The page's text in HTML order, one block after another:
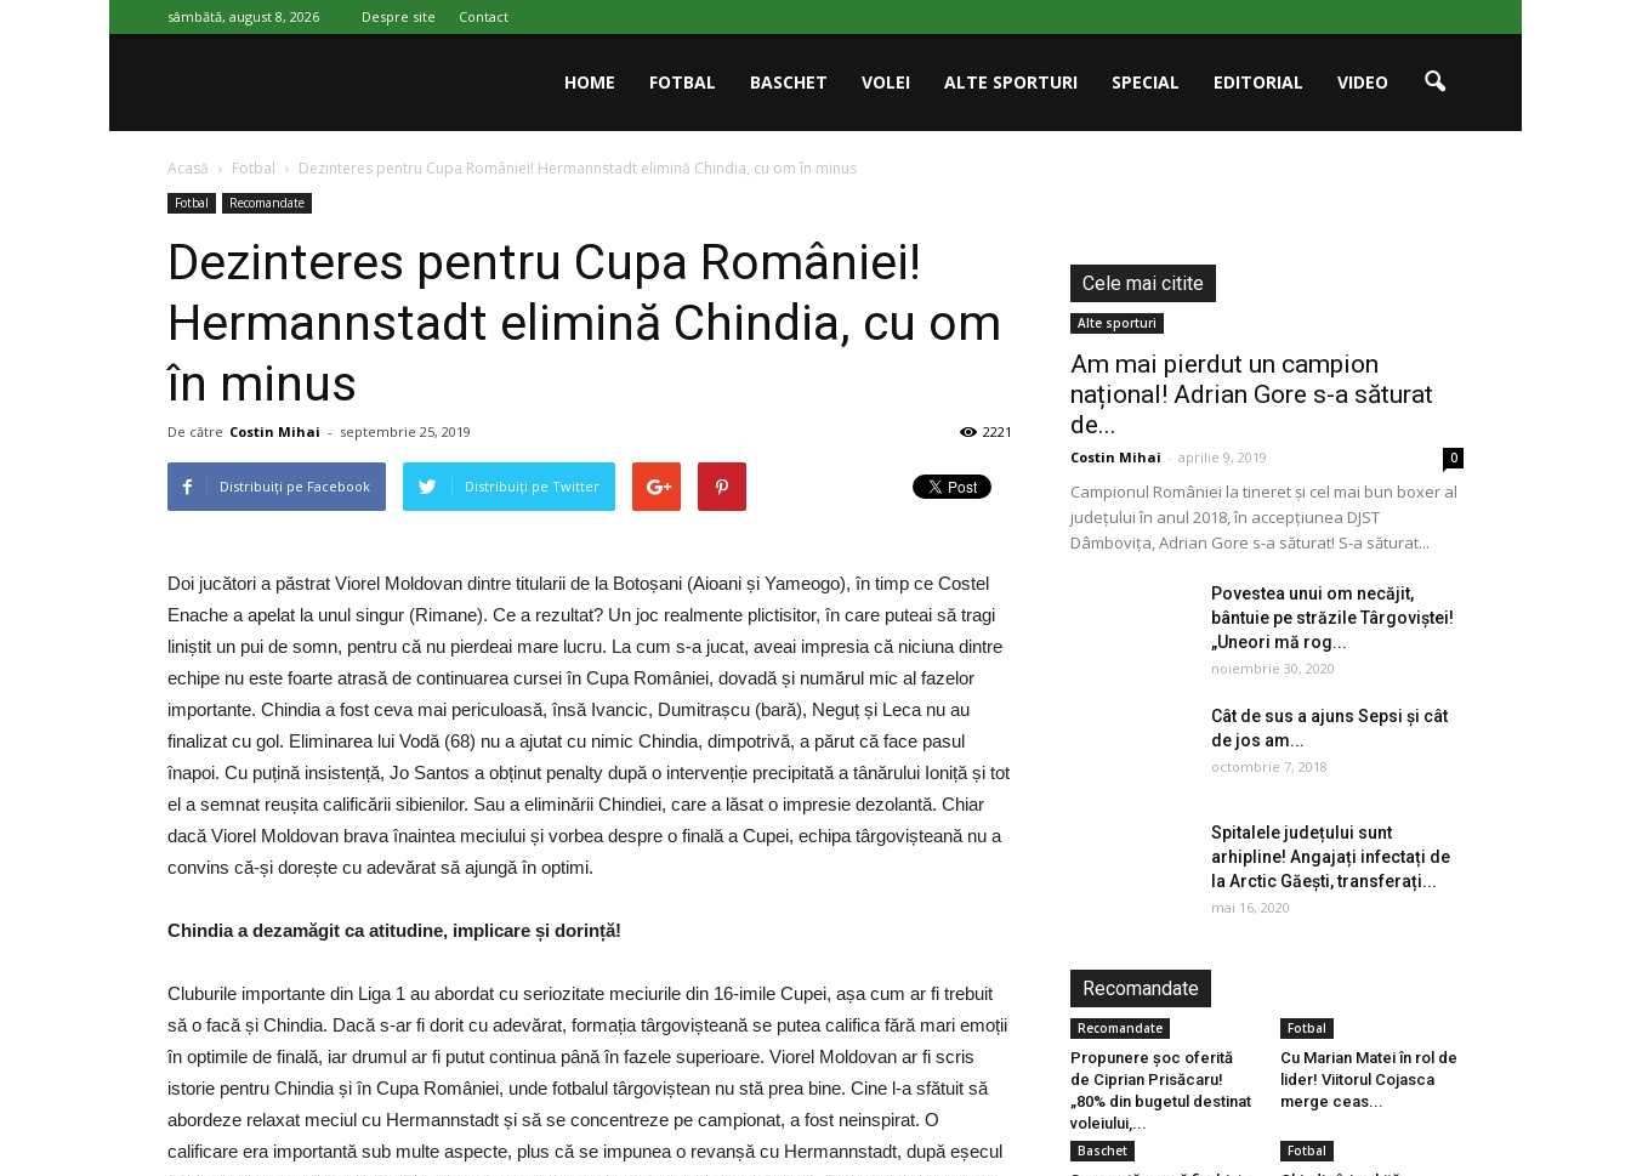
sâmbătă, august 8, 2026 Despre site Contact
HOME FOTBAL BASCHET VOLEI ALTE SPORTURI SPECIAL EDITORIAL VIDEO
Acasă Fotbal Dezinteres pentru Cupa României! Hermannstadt elimină Chindia, cu om în minus
Fotbal Recomandate
Dezinteres pentru Cupa României!
Hermannstadt elimină Chindia, cu om
în minus
De către Costin Mihai - septembrie 25, 2019 2221
Distribuiți pe Facebook Distribuiți pe Twitter
Doi jucători a păstrat Viorel Moldovan dintre titularii de la Botoșani (Aioani și Yameogo), în timp ce Costel
Enache a apelat la unul singur (Rimane). Ce a rezultat? Un joc realmente plictisitor, în care puteai să tragi
liniștit un pui de somn, pentru că nu pierdeai mare lucru. La cum s-a jucat, aveai impresia că niciuna dintre
echipe nu este foarte atrasă de continuarea cursei în Cupa României, dovadă și numărul mic al fazelor
importante. Chindia a fost ceva mai periculoasă, însă Ivancic, Dumitrașcu (bară), Neguț și Leca nu au
finalizat cu gol. Eliminarea lui Vodă (68) nu a ajutat cu nimic Chindia, dimpotrivă, a părut că face pasul
înapoi. Cu puțină insistență, Jo Santos a obținut penalty după o intervenție precipitată a tânărului Ioniță și tot
el a semnat reușita calificării sibienilor. Sau a eliminării Chindiei, care a lăsat o impresie dezolantă. Chiar
dacă Viorel Moldovan brava înaintea meciului și vorbea despre o finală a Cupei, echipa târgovișteană nu a
convins că-și dorește cu adevărat să ajungă în optimi.
Chindia a dezamăgit ca atitudine, implicare și dorință!
Cluburile importante din Liga 1 au abordat cu seriozitate meciurile din 16-imile Cupei, așa cum ar fi trebuit
să o facă și Chindia. Dacă s-ar fi dorit cu adevărat, formația târgovișteană se putea califica fără mari emoții
în optimile de finală, iar drumul ar fi putut continua până în fazele superioare. Viorel Moldovan ar fi scris
istorie pentru Chindia și în Cupa României, unde fotbalul târgoviștean nu stă prea bine. Cine l-a sfătuit să
abordeze relaxat meciul cu Hermannstadt și să se concentreze pe campionat, a fost neinspirat. O
calificare era importantă sub multe aspecte, plus că se impunea o revanșă cu Hermannstadt, după eșecul
Cele mai citite
Alte sporturi
Am mai pierdut un campion
național! Adrian Gore s-a săturat
de...
Costin Mihai - aprilie 9, 2019 0
Campionul României la tineret și cel mai bun boxer al
județului în anul 2018, în accepțiunea DJST
Dâmbovița, Adrian Gore s-a săturat! S-a săturat...
Povestea unui om necăjit,
bântuie pe străzile Târgoviștei!
„Uneori mă rog...
noiembrie 30, 2020
Cât de sus a ajuns Sepsi și cât
de jos am...
octombrie 7, 2018
Spitalele județului sunt
arhipline! Angajați infectați de
la Arctic Găești, transferați...
mai 16, 2020
Recomandate
Recomandate
Propunere șoc oferită
de Ciprian Prisăcaru!
„80% din bugetul destinat
voleiului,...
Fotbal
Cu Marian Matei în rol de
lider! Viitorul Cojasca
merge ceas...
Baschet Fotbal